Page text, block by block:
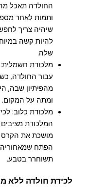
החולדה תאכל
ותמות לאחר
שיהיה צריך
להיות קשה
שלה.
מלכודת
עבור החולדה,
מהפיתיון שבה,
ומתה על המקום.
מלכודת כלוב:
המלכודת
מושכת את הקרס
הפתח שמאחוריה
תשוחרר בטבע.
לכידת חולדה ללא